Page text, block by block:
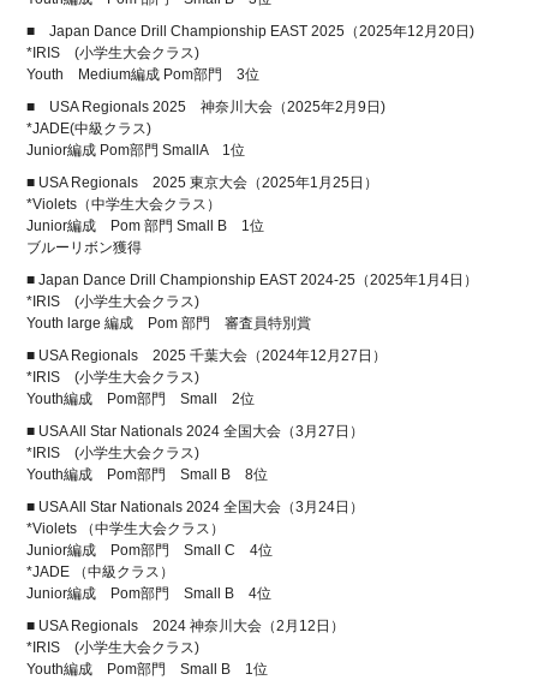
■ Japan Dance Drill Championship EAST 2025（2025年12月20日)
*IRIS (小学生大会クラス)
Youth Medium編成 Pom部門 3位
■ USA Regionals 2025 神奈川大会（2025年2月9日)
*JADE(中級クラス)
Junior編成 Pom部門 SmallA 1位
■ USA Regionals 2025 東京大会（2025年1月25日）
*Violets（中学生大会クラス）
Junior編成 Pom 部門 Small B 1位
ブルーリボン獲得
■ Japan Dance Drill Championship EAST 2024-25（2025年1月4日）
*IRIS (小学生大会クラス)
Youth large 編成 Pom 部門 審査員特別賞
■ USA Regionals 2025 千葉大会（2024年12月27日）
*IRIS (小学生大会クラス)
Youth編成 Pom部門 Small 2位
■ USA All Star Nationals 2024 全国大会（3月27日）
*IRIS (小学生大会クラス)
Youth編成 Pom部門 Small B 8位
■ USA All Star Nationals 2024 全国大会（3月24日）
*Violets （中学生大会クラス）
Junior編成 Pom部門 Small C 4位
*JADE （中級クラス）
Junior編成 Pom部門 Small B 4位
■ USA Regionals 2024 神奈川大会（2月12日）
*IRIS (小学生大会クラス)
Youth編成 Pom部門 Small B 1位